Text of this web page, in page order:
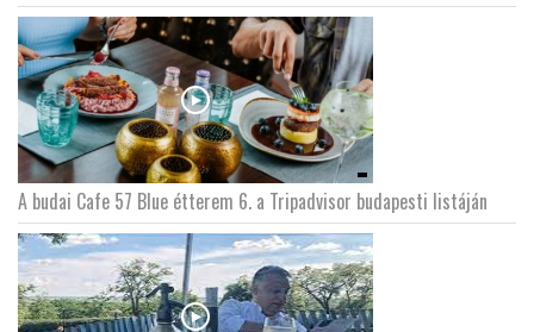
A budai Cafe 57 Blue étterem 6. a Tripadvisor budapesti listáján